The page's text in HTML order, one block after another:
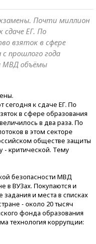
Почти миллион
ЕГ. По
взяток в сфере
прошлого года
МВД объёмы
к сдаче ЕГ. По
в сфере образования
в два раза. По
в этом секторе
обществе защиты
- критической. Тему
безопасности МВД
в ВУЗах. Покупаются и
и места в списках
- около 20 тысяч
фонда образования
технология коррупции: